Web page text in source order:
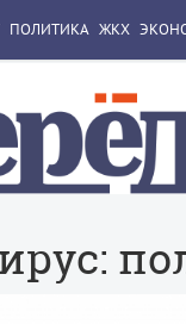
ПОЛИТИКА ЖКХ